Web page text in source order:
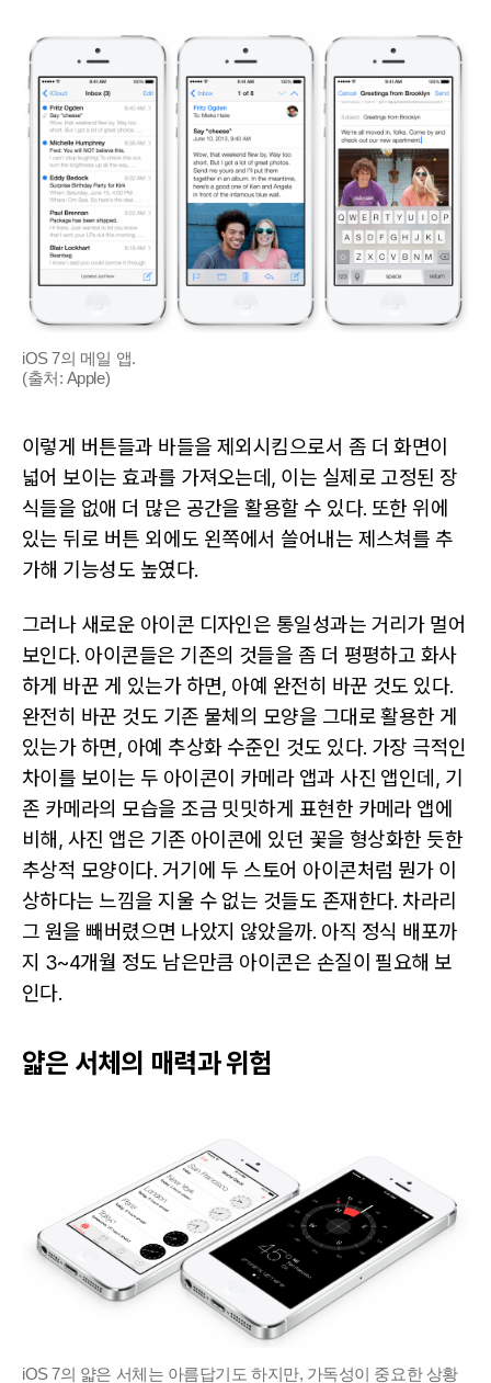
iOS 7의 메일 앱.
(출처: Apple)
이렇게 버튼들과 바들을 제외시킴으로서 좀 더 화면이
넓어 보이는 효과를 가져오는데, 이는 실제로 고정된 장
식들을 없애 더 많은 공간을 활용할 수 있다. 또한 위에
있는 뒤로 버튼 외에도 왼쪽에서 쓸어내는 제스쳐를 추
가해 기능성도 높였다.
그러나 새로운 아이콘 디자인은 통일성과는 거리가 멀어
보인다. 아이콘들은 기존의 것들을 좀 더 평평하고 화사
하게 바꾼 게 있는가 하면, 아예 완전히 바꾼 것도 있다.
완전히 바꾼 것도 기존 물체의 모양을 그대로 활용한 게
있는가 하면, 아예 추상화 수준인 것도 있다. 가장 극적인
차이를 보이는 두 아이콘이 카메라 앱과 사진 앱인데, 기
존 카메라의 모습을 조금 밋밋하게 표현한 카메라 앱에
비해, 사진 앱은 기존 아이콘에 있던 꽃을 형상화한 듯한
추상적 모양이다. 거기에 두 스토어 아이콘처럼 뭔가 이
상하다는 느낌을 지울 수 없는 것들도 존재한다. 차라리
그 원을 빼버렸으면 나았지 않았을까. 아직 정식 배포까
지 3~4개월 정도 남은만큼 아이콘은 손질이 필요해 보
인다.
얇은 서체의 매력과 위험
iOS 7의 얇은 서체는 아름답기도 하지만, 가독성이 중요한 상황